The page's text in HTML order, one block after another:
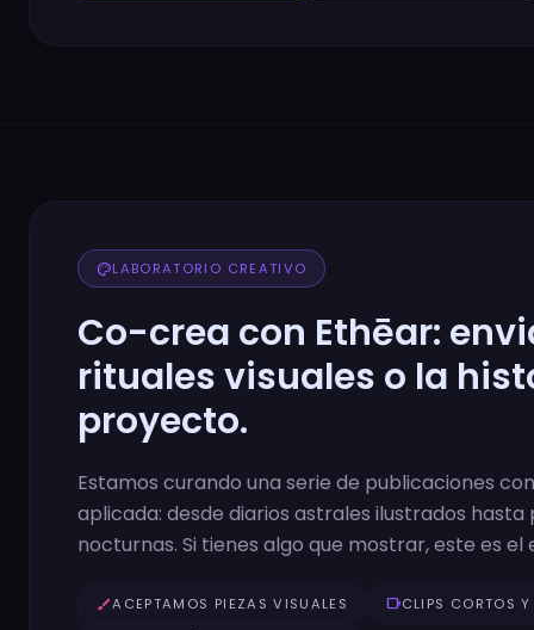
paletteLABORATORIO CREATIVO
Co-crea con Ethēar:
rituales visuales o la
proyecto.
Estamos curando una serie de publicaciones
aplicada: desde diarios astrales ilustrados hasta
nocturnas. Si tienes algo que mostrar, este es el
brushACEPTAMOS PIEZAS VISUALES videocamCLIPS CORTOS Y